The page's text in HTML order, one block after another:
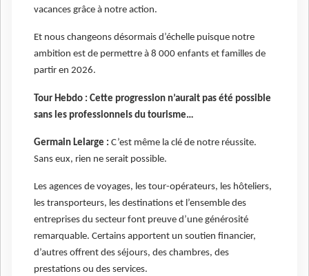
vacances grâce à notre action.
Et nous changeons désormais d’échelle puisque notre
ambition est de permettre à 8 000 enfants et familles de
partir en 2026.
Tour Hebdo : Cette progression n’aurait pas été possible
sans les professionnels du tourisme…
Germain Lelarge : C’est même la clé de notre réussite.
Sans eux, rien ne serait possible.
Les agences de voyages, les tour-opérateurs, les hôteliers,
les transporteurs, les destinations et l’ensemble des
entreprises du secteur font preuve d’une générosité
remarquable. Certains apportent un soutien financier,
d’autres offrent des séjours, des chambres, des
prestations ou des services.